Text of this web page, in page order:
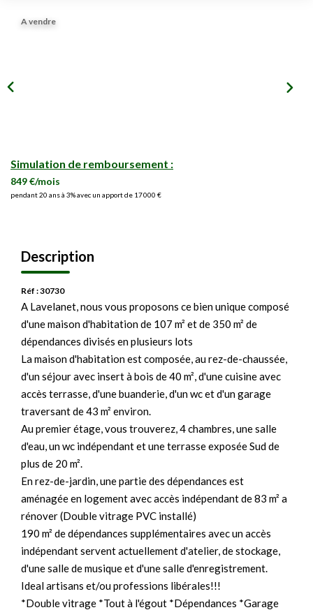
A vendre
Simulation de remboursement :
849 €/mois
pendant 20 ans à 3% avec un apport de 17 000 €
Description
Réf : 30730
A Lavelanet, nous vous proposons ce bien unique composé
d'une maison d'habitation de 107 m² et de 350 m² de
dépendances divisés en plusieurs lots
La maison d'habitation est composée, au rez-de-chaussée,
d'un séjour avec insert à bois de 40 m², d'une cuisine avec
accès terrasse, d'une buanderie, d'un wc et d'un garage
traversant de 43 m² environ.
Au premier étage, vous trouverez, 4 chambres, une salle
d'eau, un wc indépendant et une terrasse exposée Sud de
plus de 20 m².
En rez-de-jardin, une partie des dépendances est
aménagée en logement avec accès indépendant de 83 m² a
rénover (Double vitrage PVC installé)
190 m² de dépendances supplémentaires avec un accès
indépendant servent actuellement d'atelier, de stockage,
d'une salle de musique et d'une salle d'enregistrement.
Ideal artisans et/ou professions libérales!!!
*Double vitrage *Tout à l'égout *Dépendances *Garage